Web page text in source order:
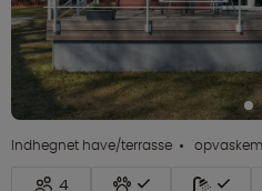
Indhegnet have/terrasse
4